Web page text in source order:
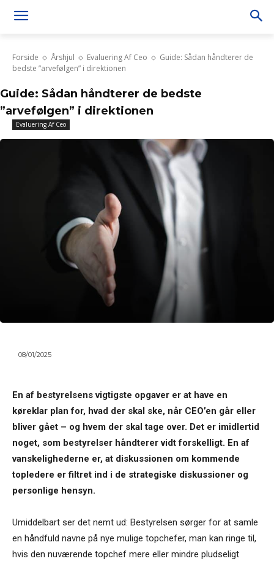
Forside Årshjul Evaluering Af Ceo
Guide: Sådan håndterer de
bedste ”arvefølgen” i direktionen
Guide: Sådan håndterer de bedste
”arvefølgen” i direktionen
Evaluering Af Ceo
08/01/2025
En af bestyrelsens vigtigste opgaver er at have en
køreklar plan for, hvad der skal ske, når CEO’en går eller
bliver gået – og hvem der skal tage over. Det er imidlertid
noget, som bestyrelser håndterer vidt forskelligt. En af
vanskelighederne er, at diskussionen om kommende
topledere er filtret ind i de strategiske diskussioner og
personlige hensyn.
Umiddelbart ser det nemt ud: Bestyrelsen sørger for at samle
en håndfuld navne på nye mulige topchefer, man kan ringe til,
hvis den nuværende topchef mere eller mindre pludseligt